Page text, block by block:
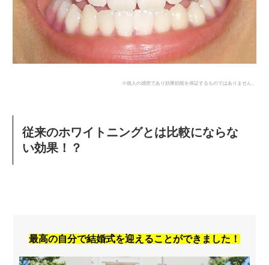
※個人の感想であり効果効能を保証するものではありません。
従来のホワイトニングとは比較にならな
い効果！？
最高の自分で結婚式を迎えることができました！